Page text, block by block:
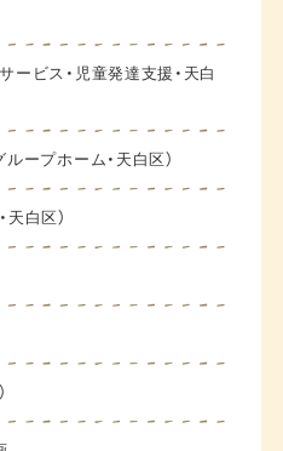
ービス・児童発達支援・天白
ープホーム・天白区）
白区）